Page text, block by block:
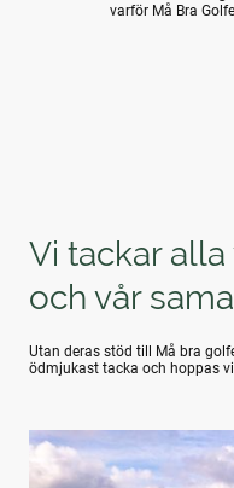
varför Må Bra
Vi tackar
och vår
Utan deras stöd till Må bra
ödmjukast tacka och hoppas